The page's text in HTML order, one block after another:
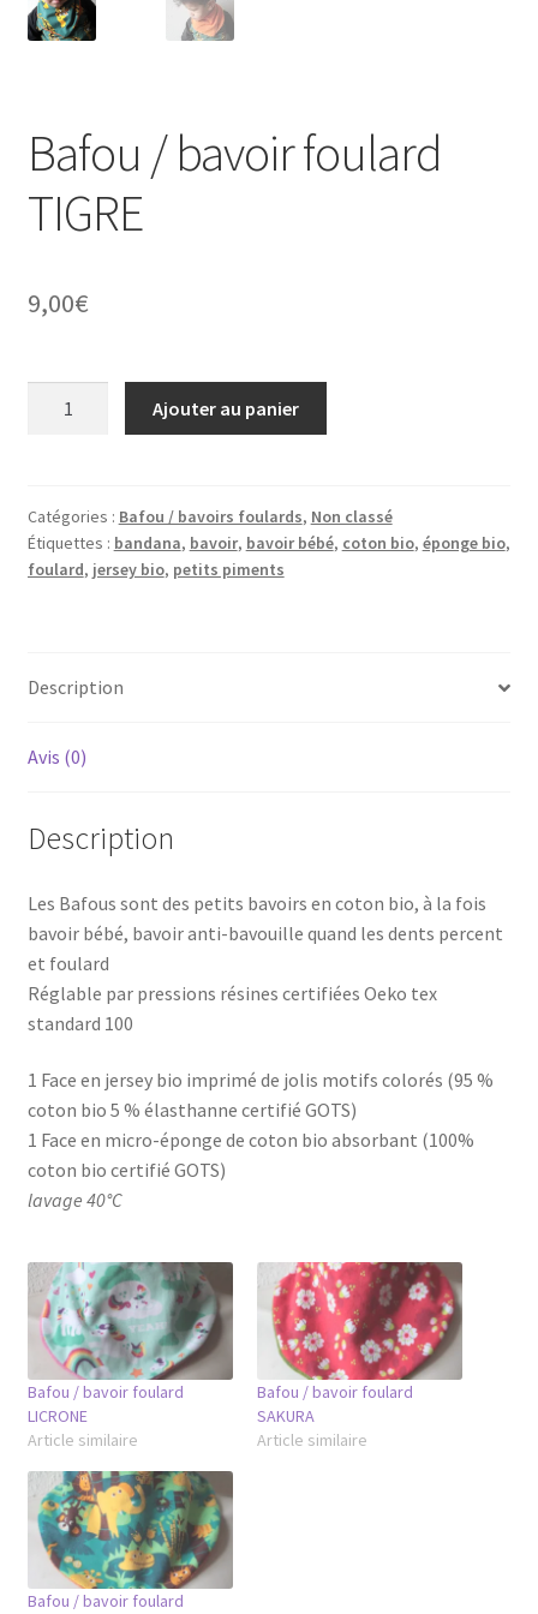
Bafou / bavoir foulard
TIGRE
9,00€
bavoir
foulard
TIGRE
Ajouter au panier
Catégories : Bafou / bavoirs foulards, Non classé
Étiquettes : bandana, bavoir, bavoir bébé, coton bio, éponge bio,
foulard, jersey bio, petits piments
Description
Avis (0)
Description
Les Bafous sont des petits bavoirs en coton bio, à la fois
bavoir bébé, bavoir anti-bavouille quand les dents percent
et foulard
Réglable par pressions résines certifiées Oeko tex
standard 100
1 Face en jersey bio imprimé de jolis motifs colorés (95 %
coton bio 5 % élasthanne certifié GOTS)
1 Face en micro-éponge de coton bio absorbant (100%
coton bio certifié GOTS)
lavage 40°C
Bafou / bavoir foulard
LICRONE
Article similaire
Bafou / bavoir foulard
SAKURA
Article similaire
Bafou / bavoir foulard